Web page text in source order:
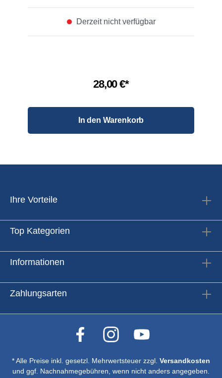
Global Truss Swivel Coupler 48-51/50/500kg:
Zugbelastung: 500,00 kg
Derzeit nicht verfügbar
28,00 €*
In den Warenkorb
Ihre Vorteile
Top Kategorien
Informationen
Zahlungsarten
* Alle Preise inkl. gesetzl. Mehrwertsteuer zzgl. Versandkosten
und ggf. Nachnahmegebühren, wenn nicht anders angegeben.